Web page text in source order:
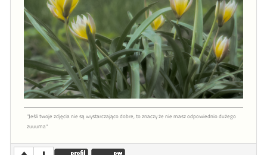
"Jeśli twoje zdjęcia nie są wystarczająco dobre, to znaczy że nie masz odpowiednio dużego
zuuuma"